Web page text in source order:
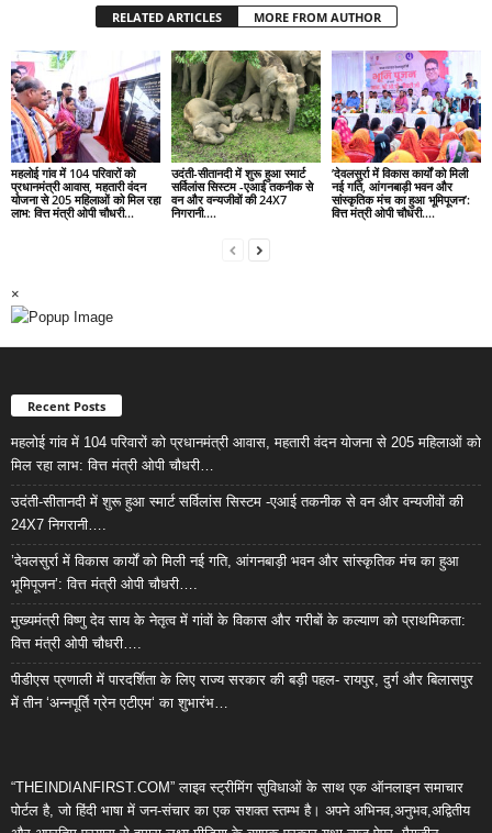
RELATED ARTICLES MORE FROM AUTHOR
महलोई गांव में 104 परिवारों को
प्रधानमंत्री आवास, महतारी वंदन
योजना से 205 महिलाओं को मिल रहा
लाभ: वित्त मंत्री ओपी चौधरी…
उदंती-सीतानदी में शुरू हुआ स्मार्ट
सर्विलांस सिस्टम -एआई तकनीक से
वन और वन्यजीवों की 24X7
निगरानी….
’देवलसुर्रा में विकास कार्यों को मिली
नई गति, आंगनबाड़ी भवन और
सांस्कृतिक मंच का हुआ भूमिपूजन’:
वित्त मंत्री ओपी चौधरी….
×
Recent Posts
महलोई गांव में 104 परिवारों को प्रधानमंत्री आवास, महतारी वंदन योजना से 205 महिलाओं को
मिल रहा लाभ: वित्त मंत्री ओपी चौधरी…
उदंती-सीतानदी में शुरू हुआ स्मार्ट सर्विलांस सिस्टम -एआई तकनीक से वन और वन्यजीवों की
24X7 निगरानी….
’देवलसुर्रा में विकास कार्यों को मिली नई गति, आंगनबाड़ी भवन और सांस्कृतिक मंच का हुआ
भूमिपूजन’: वित्त मंत्री ओपी चौधरी….
मुख्यमंत्री विष्णु देव साय के नेतृत्व में गांवों के विकास और गरीबों के कल्याण को प्राथमिकता:
वित्त मंत्री ओपी चौधरी….
पीडीएस प्रणाली में पारदर्शिता के लिए राज्य सरकार की बड़ी पहल- रायपुर, दुर्ग और बिलासपुर
में तीन ‘अन्नपूर्ति ग्रेन एटीएम‘ का शुभारंभ…
“THEINDIANFIRST.COM” लाइव स्ट्रीमिंग सुविधाओं के साथ एक ऑनलाइन समाचार
पोर्टल है, जो हिंदी भाषा में जन-संचार का एक सशक्त स्तम्भ है। अपने अभिनव,अनुभव,अद्वितीय